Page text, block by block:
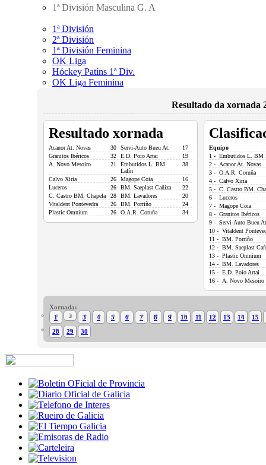
1ª División Masculina G. A
1ª División
2ª División
1ª División Feminina
OK Liga
Hóckey Patíns 1ª Div.
OK Liga Feminina
Resultado da xornada
Resultado xornada
Acanor At. Novas 30 Servi-Auto Bueu At.
17
Granitos Ibéricos
32 E.D. Poio Artai
19
A. Novo Mesoiro
21
Embutidos L. BM
Lalín
38
Calvo Xiria 26 Magope Coia
16
Luceros
26 BM. Saeplast Cañiza
22
C. Castro BM. Chapela
28 BM. Lavadores
20
Vitaldent Pontevedra
26 BM. Porriño
24
Plastic Omnium
26 O.A.R. Coruña 34
Equipo
1 - Embutidos L. BM
2 - Acanor At. Novas
3 - O.A.R. Coruña
4 - Calvo Xiria
5 - C. Castro BM.
6 - Luceros
7 - Magope Coia
8 - Granitos Ibéricos
9 - Servi-Auto Bueu
10 - Vitaldent
11 - BM. Porriño
12 - BM. Saeplast
13 - Plastic Omnium
14 - BM. Lavadores
15 - E.D. Poio Artai
16 - A. Novo Mesoiro
Xornada:
1
2 3 4 5 6 7 8 9 10 11 12 13 14
15
28
29 30